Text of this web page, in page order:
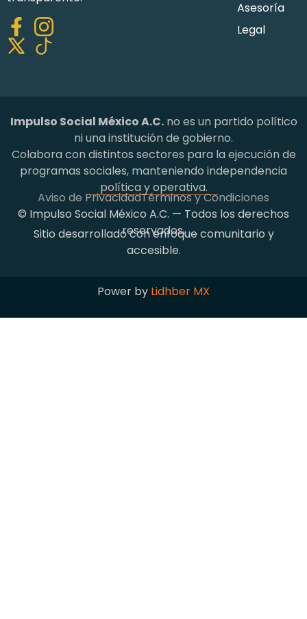
Asesoría
Legal
Impulso Social México A.C.no es un partido político
ni una institución de gobierno.
Colabora con distintos sectores para la ejecución de
programas sociales, manteniendo independencia
política y operativa.
Aviso de PrivacidadTérminos y Condiciones
© Impulso Social México A.C. — Todos los derechos
reservados.
Sitio desarrollado con enfoque comunitario y
accesible.
Power by Lidhber MX